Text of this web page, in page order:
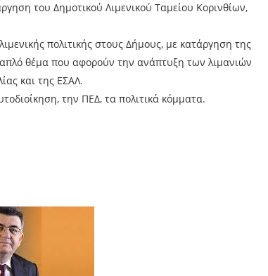
του Δημοτικού Λιμενικού Ταμείου Κορινθίων,
πολιτικής στους Δήμους, με κατάργηση της
θέμα που αφορούν την ανάπτυξη των λιμανιών
και της ΕΣΑΛ.
την ΠΕΔ, τα πολιτικά κόμματα.